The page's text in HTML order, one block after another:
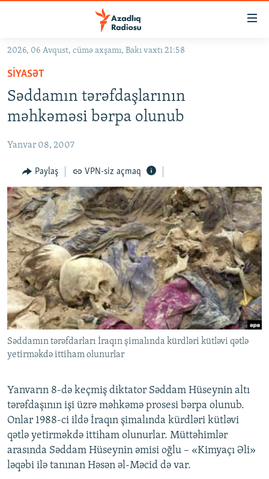
Əsas
qayıt
Əsas
naviqasiyaya
qayıt
GÜNDƏM
#İZAHLA
KORRUPSIOMETR
FƏRQƏ BAX
QANUNI DOĞRU
ARAŞDIRMA
MULTIMEDIA
VIDEO
FOTOQALEREYA
İNFOQRAFIKA
KARIKATURA
RADIO ARXIV
OXU ZALI
AZƏRBAYCAN ƏDƏBIYYATI KITABXANASI
İSLAM VƏ DEMOKRATIYA
İZ - MƏDƏNIYYƏT PROQRAMI
HAQQIMIZDA
MISSIYAMIZ
PEŞƏ ETIKASI VƏ JURNALISTIKA STANDARTLARIMIZ
MATERIALLARIMIZDAN ISTIFADƏ
AZADLIQRADIOSU MOBIL TELEFONUNUZDA
XƏBƏR BÜLLETENLƏRIMIZ
BIZI IZLƏ
RFE/RL-in bütün saytları
2026, 06 Avqust, cümə axşamı, Bakı vaxtı 21:58
SIYASƏT
Səddamın tərəfdaşlarının
məhkəməsi bərpa olunub
Yanvar 08, 2007
Paylaş VPN-siz açmaq
Səddamın tərəfdarları İraqın şimalında kürdləri kütləvi qətlə
yetirməkdə ittiham olunurlar
Yanvarın 8-də keçmiş diktator Səddam Hüseynin altı
tərəfdaşının işi üzrə məhkəmə prosesi bərpa olunub.
Onlar 1988-ci ildə İraqın şimalında kürdləri kütləvi
qətlə yetirməkdə ittiham olunurlar. Müttəhimlər
arasında Səddam Hüseynin əmisi oğlu – «Kimyaçı Əli»
ləqəbi ilə tanınan Həsən əl-Məcid də var.